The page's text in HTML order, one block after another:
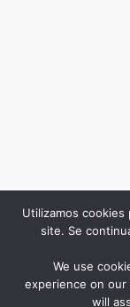
Utilizamos cookies
site. Se
We use
experience on
will